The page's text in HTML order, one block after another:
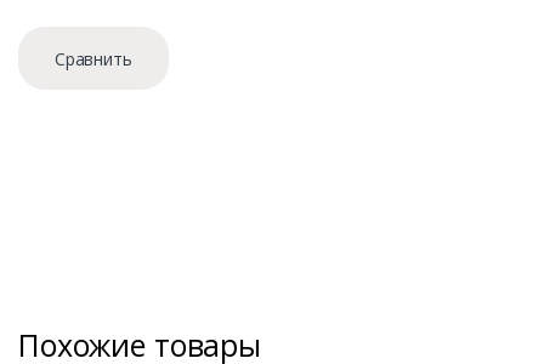
Сравнить
Похожие товары